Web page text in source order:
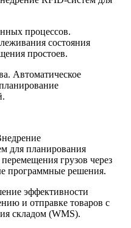
процессов.
состояния
простоев.
Автоматическое
для планирования
грузов через
программные решения.
эффективности
и отправке товаров с
складом (WMS).